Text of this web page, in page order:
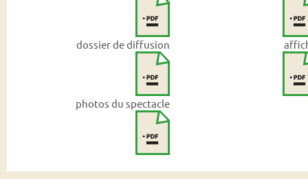
dossier de diffusion
photos du spectacle